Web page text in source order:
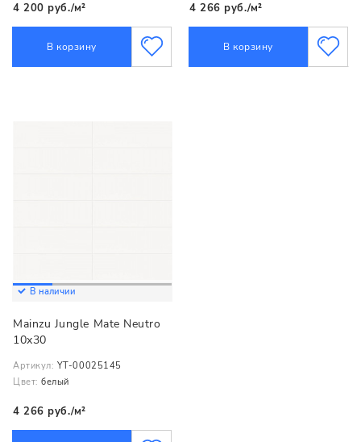
4 200 руб./м²
В корзину
4 266 руб./м²
В корзину
В наличии
Mainzu Jungle Mate Neutro
10х30
Артикул: YT-00025145
Цвет: белый
4 266 руб./м²